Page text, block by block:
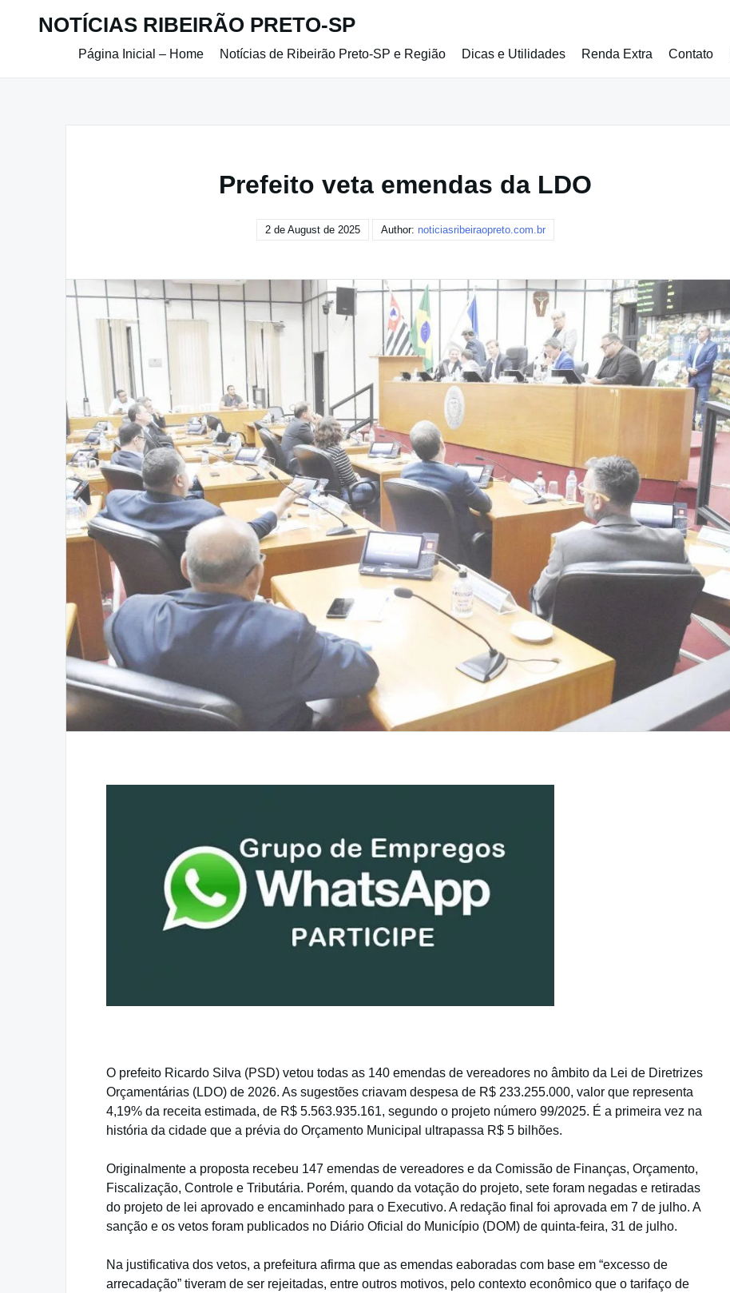
NOTÍCIAS RIBEIRÃO PRETO-SP
Página Inicial – Home Notícias de Ribeirão Preto-SP e Região Dicas e Utilidades Renda Extra Contato
Prefeito veta emendas da LDO
2 de August de 2025 Author: noticiasribeiraopreto.com.br
O prefeito Ricardo Silva (PSD) vetou todas as 140 emendas de vereadores no âmbito da Lei de Diretrizes
Orçamentárias (LDO) de 2026. As sugestões criavam despesa de R$ 233.255.000, valor que representa
4,19% da receita estimada, de R$ 5.563.935.161, segundo o projeto número 99/2025. É a primeira vez na
história da cidade que a prévia do Orçamento Municipal ultrapassa R$ 5 bilhões.
Originalmente a proposta recebeu 147 emendas de vereadores e da Comissão de Finanças, Orçamento,
Fiscalização, Controle e Tributária. Porém, quando da votação do projeto, sete foram negadas e retiradas
do projeto de lei aprovado e encaminhado para o Executivo. A redação final foi aprovada em 7 de julho. A
sanção e os vetos foram publicados no Diário Oficial do Município (DOM) de quinta-feira, 31 de julho.
Na justificativa dos vetos, a prefeitura afirma que as emendas eaboradas com base em “excesso de
arrecadação” tiveram de ser rejeitadas, entre outros motivos, pelo contexto econômico que o tarifaço de